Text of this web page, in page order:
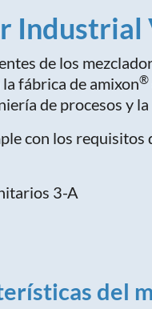
Industrial
de los
fábrica de amixon®
de procesos y
con los
3-A
del